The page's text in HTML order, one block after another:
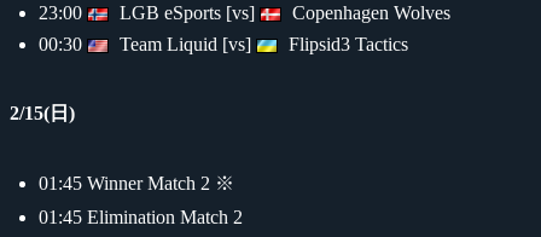
23:00
LGB eSports [vs]
Copenhagen Wolves
00:30
Team Liquid [vs] Flipsid3 Tactics
2/15(日)
01:45 Winner Match 2 ※
01:45 Elimination Match 2